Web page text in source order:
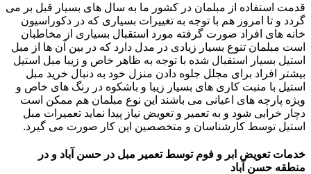
قدمت استفاده از مبلمان در کشور ما به سال های بسیار قبل بر می
گردد و تا امروز هم با توجه به تغییرات بسیاری که در دکوراسیون
خانه های افراد صورت گرفته مورد استقبال بسیاری از مخاطبان
است مبلمان تنوع بسیار زیادی در مدل دارد که در بین آن ها از مبل
استیل بسیار استقبال شده با توجه به ظاهر خاص و زیبا مبل استیل
بیشتر افراد برای مجلل جلوه دادن منزل خود به دنبال خرید مبل
استیل با منبت کاری های بسیار زیبا و باشکوه در رنگ های خاص و
ویژه پارچه های اعیانی می باشند این نوع مبلمان هم ممکن است
دچار خرابی شود و به تعمیر و تعویض نیاز پیدا نماید تعمیرات مبل
استیل توسط کارشناسان و متخصصین این کار صورت می گیرد.
خدمات تعویض ابر و فوم توسط تعمیر مبل در حسن آباد و در
منطقه حسن آباد